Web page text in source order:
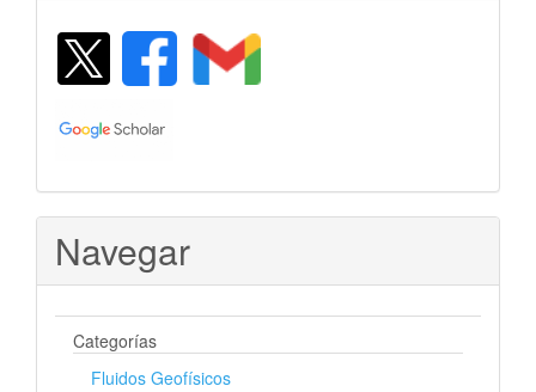
Navegar
Categorías
Fluidos Geofísicos